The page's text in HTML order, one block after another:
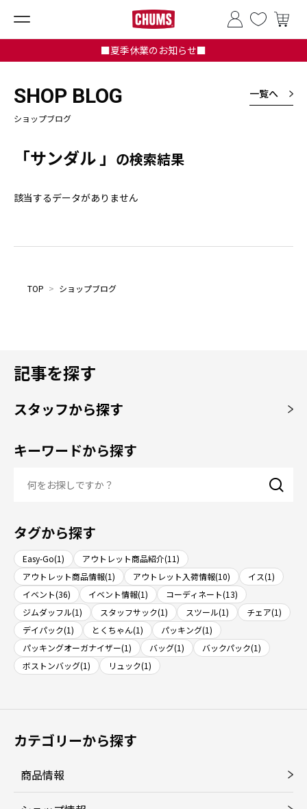
■夏季休業のお知らせ■
SHOP BLOG
ショップブログ
一覧へ
「サンダル 」 の検索結果
該当するデータがありません
TOP > ショップブログ
記事を探す
スタッフから探す
キーワードから探す
タグから探す
Easy-Go(1)
アウトレット商品紹介(11)
アウトレット商品情報(1)
アウトレット入荷情報(10)
イス(1)
イベント(36)
イベント情報(1)
コーディネート(13)
ジムダッフル(1)
スタッフサック(1) スツール(1)
チェア(1)
デイパック(1)
とくちゃん(1)
パッキング(1)
パッキングオーガナイザー(1)
バッグ(1)
バックパック(1)
ボストンバッグ(1)
リュック(1)
カテゴリーから探す
商品情報